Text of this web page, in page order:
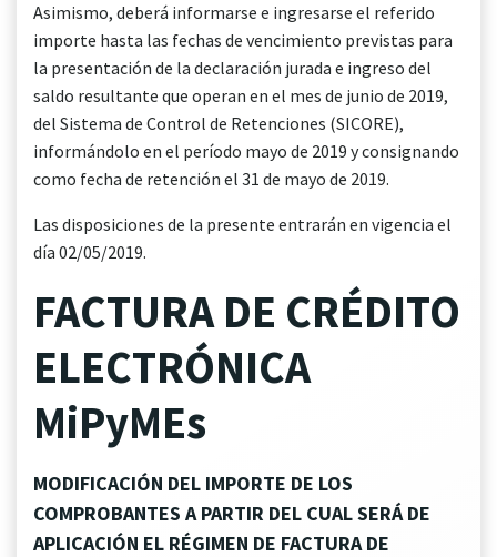
Asimismo, deberá informarse e ingresarse el referido
importe hasta las fechas de vencimiento previstas para
la presentación de la declaración jurada e ingreso del
saldo resultante que operan en el mes de junio de 2019,
del Sistema de Control de Retenciones (SICORE),
informándolo en el período mayo de 2019 y consignando
como fecha de retención el 31 de mayo de 2019.
Las disposiciones de la presente entrarán en vigencia el
día 02/05/2019.
FACTURA DE CRÉDITO
ELECTRÓNICA
MiPyMEs
MODIFICACIÓN DEL IMPORTE DE LOS
COMPROBANTES A PARTIR DEL CUAL SERÁ DE
APLICACIÓN EL RÉGIMEN DE FACTURA DE